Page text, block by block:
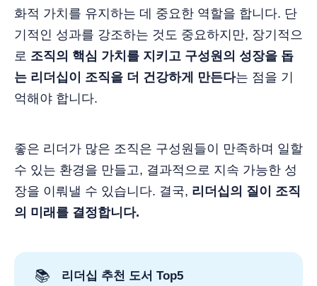
화적 가치를 유지하는 데 중요한 역할을 합니다. 단
기적인 성과를 강조하는 것도 중요하지만, 장기적으
로 조직의 핵심 가치를 지키고 구성원의 성장을 돕
는 리더십이 조직을 더 건강하게 만든다는 점을 기
억해야 합니다.
좋은 리더가 많은 조직은 구성원들이 만족하며 일할
수 있는 환경을 만들고, 결과적으로 지속 가능한 성
장을 이뤄낼 수 있습니다. 결국, 리더십의 질이 조직
의 미래를 결정합니다.
📚
리더십 추천 도서 Top5